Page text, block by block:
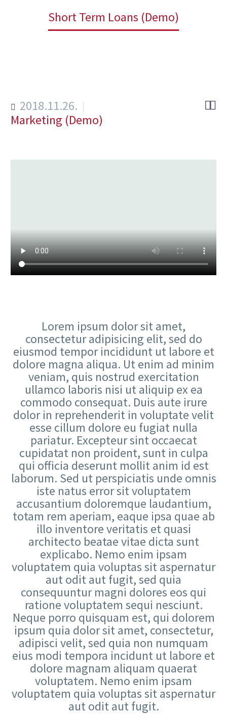
Short Term Loans (Demo)

2018.11.26.
Marketing (Demo)
Lorem ipsum dolor sit amet,
consectetur adipisicing elit, sed do
eiusmod tempor incididunt ut labore et
dolore magna aliqua. Ut enim ad minim
veniam, quis nostrud exercitation
ullamco laboris nisi ut aliquip ex ea
commodo consequat. Duis aute irure
dolor in reprehenderit in voluptate velit
esse cillum dolore eu fugiat nulla
pariatur. Excepteur sint occaecat
cupidatat non proident, sunt in culpa
qui officia deserunt mollit anim id est
laborum. Sed ut perspiciatis unde omnis
iste natus error sit voluptatem
accusantium doloremque laudantium,
totam rem aperiam, eaque ipsa quae ab
illo inventore veritatis et quasi
architecto beatae vitae dicta sunt
explicabo. Nemo enim ipsam
voluptatem quia voluptas sit aspernatur
aut odit aut fugit, sed quia
consequuntur magni dolores eos qui
ratione voluptatem sequi nesciunt.
Neque porro quisquam est, qui dolorem
ipsum quia dolor sit amet, consectetur,
adipisci velit, sed quia non numquam
eius modi tempora incidunt ut labore et
dolore magnam aliquam quaerat
voluptatem. Nemo enim ipsam
voluptatem quia voluptas sit aspernatur
aut odit aut fugit.